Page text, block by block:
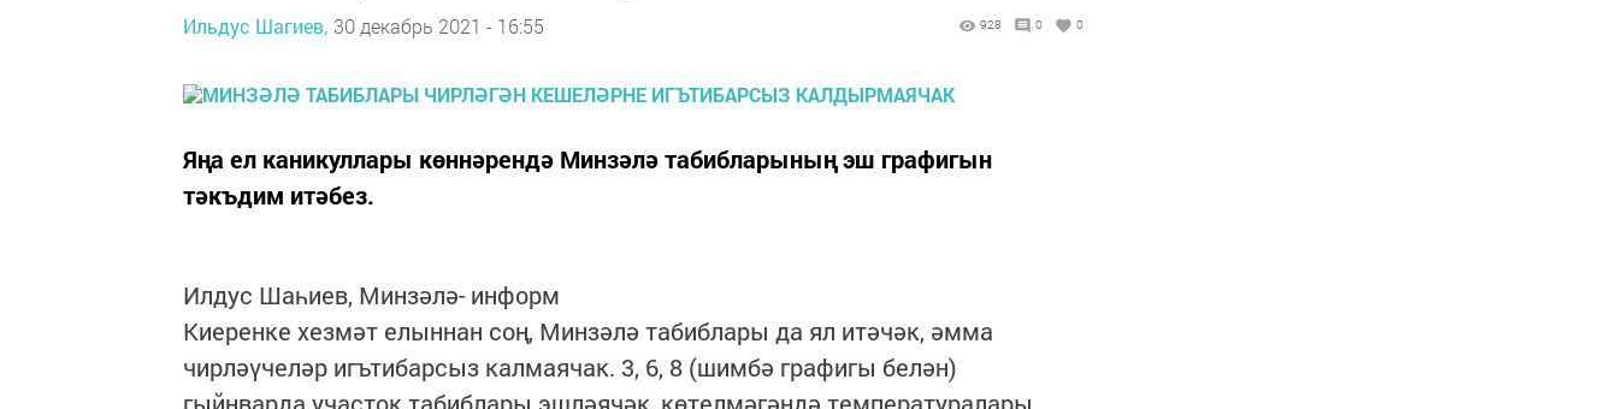
Ильдус Шагиев, 30 декабрь 2021 - 16:55 928 0 0
Яңа ел каникуллары көннәрендә Минзәлә табибларының эш графигын
тәкъдим итәбез.
Илдус Шаһиев, Минзәлә- информ
Киеренке хезмәт елыннан соң, Минзәлә табиблары да ял итәчәк, әмма
чирләүчеләр игътибарсыз калмаячак. 3, 6, 8 (шимбә графигы белән)